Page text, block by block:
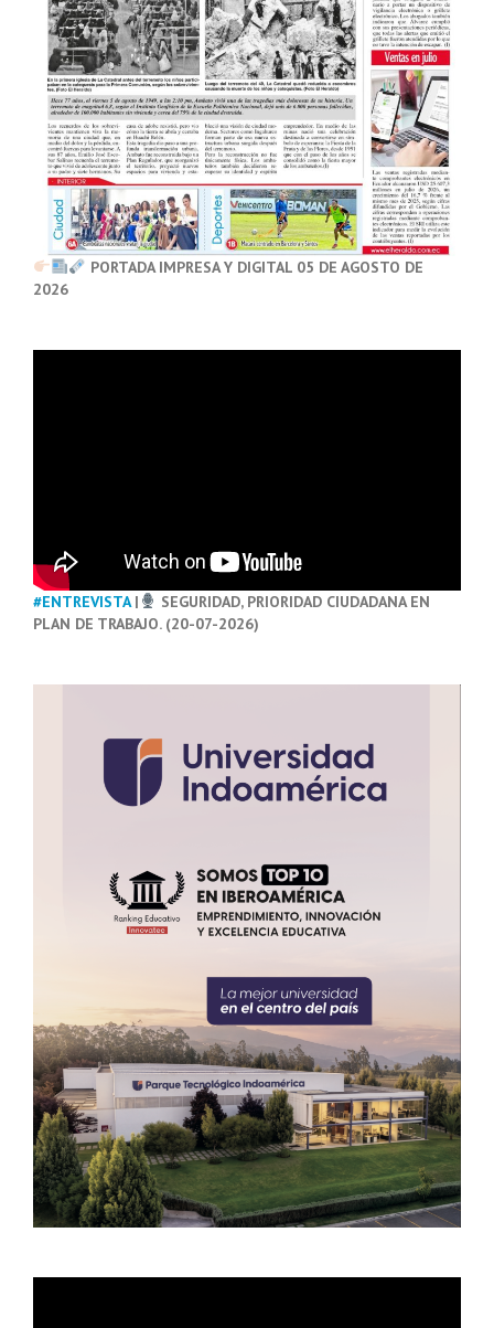
PORTADA IMPRESA Y DIGITAL 05 DE AGOSTO DE
2026
#ENTREVISTA|
SEGURIDAD, PRIORIDAD CIUDADANA EN
PLAN DE TRABAJO. (20-07-2026)